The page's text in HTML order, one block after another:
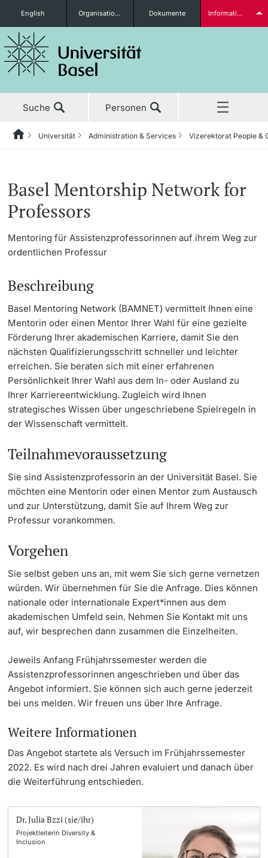
Studieninteressierte
weitere Informationen
Doktorierende
weitere Informationen
Fördernde & Alumni
weitere Informationen
weitere Informationen
English Organisationseinheiten Dokumente Informationen für...
Suche Personen
Studium
Forschung
Weiterbildung
Universität
Porträt
Leitung & Organisation
Bereich der Rektorin
Generalsekretariat
Informationstechnologie (IVIT)
Vizerektorat Forschung
Vizerektorat Lehre
Vizerektorat People & Culture
Human Resources
Organizational Culture
Diversity & Inclusion
Leadership & Development
Universitätssport
AlumniBasel
Direktion Infrastruktur & Betrieb
Direktion Finanzen
Innovation
Fakultäten & Departemente
Netzwerke & Partnerschaften
Universität & Gesellschaft
Jobs & Karriere
Rechtserlasse
Fundraising
Notfall & Beratung
Kontakt & Anfahrt
HomeZurückUniversität Administration & Services Vizerektorat People &
Basel Mentorship Network for
Professors
Mentoring für Assistenzprofessorinnen auf ihrem Weg zur
ordentlichen Professur
Beschreibung
Basel Mentoring Network (BAMNET) vermittelt Ihnen eine
Mentorin oder einen Mentor Ihrer Wahl für eine gezielte
Förderung Ihrer akademischen Karriere, damit Sie den
nächsten Qualifizierungsschritt schneller und leichter
erreichen. Sie beraten sich mit einer erfahrenen
Persönlichkeit Ihrer Wahl aus dem In- oder Ausland zu
Ihrer Karriereentwicklung. Zugleich wird Ihnen
strategisches Wissen über ungeschriebene Spielregeln in
der Wissenschaft vermittelt.
Teilnahmevoraussetzung
Sie sind Assistenzprofessorin an der Universität Basel. Sie
möchten eine Mentorin oder einen Mentor zum Austausch
und zur Unterstützung, damit Sie auf Ihrem Weg zur
Professur vorankommen.
Vorgehen
Sie selbst geben uns an, mit wem Sie sich gerne vernetzen
würden. Wir übernehmen für Sie die Anfrage. Dies können
nationale oder internationale Expert*innen aus dem
akademischen Umfeld sein. Nehmen Sie Kontakt mit uns
auf, wir besprechen dann zusammen die Einzelheiten.
Jeweils Anfang Frühjahrssemester werden die
Assistenzprofessorinnen angeschrieben und über das
Angebot informiert. Sie können sich auch gerne jederzeit
bei uns melden. Wir freuen uns über Ihre Anfrage.
Weitere Informationen
Das Angebot startete als Versuch im Frühjahrssemester
2022. Es wird nach drei Jahren evaluiert und danach über
die Weiterführung entschieden.
Dr. Julia Bzzi (sie/ihr)
Projektleiterin Diversity &
Inclusion